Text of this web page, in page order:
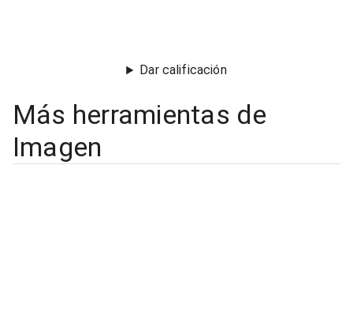
Dar calificación
Más herramientas de
Imagen